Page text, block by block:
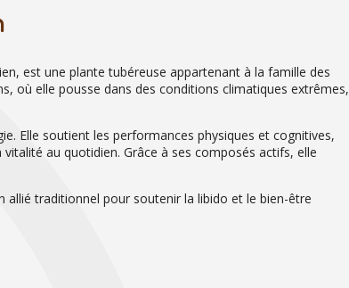
est une plante tubéreuse appartenant à la famille des
où elle pousse dans des conditions climatiques extrêmes,
Elle soutient les performances physiques et cognitives,
au quotidien. Grâce à ses composés actifs, elle
allié traditionnel pour soutenir la libido et le bien-être